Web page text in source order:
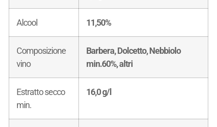
Alcool 11,50%
Composizione
vino
Barbera, Dolcetto, Nebbiolo
min.60%, altri
Estratto secco
min.
16,0 g/l